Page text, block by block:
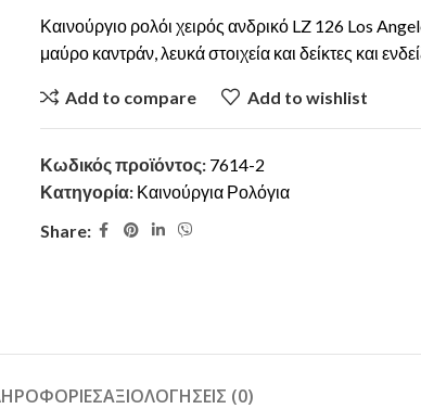
Καινούργιο ρολόι χειρός ανδρικό LZ 126 Los
μαύρο καντράν, λευκά στοιχεία και δείκτες και
Add to compare Add to wishlist
Κωδικός προϊόντος: 7614-2
Κατηγορία: Καινούργια Ρολόγια
Share:
ΑΞΙΟΛΟΓΉΣΕΙΣ (0)